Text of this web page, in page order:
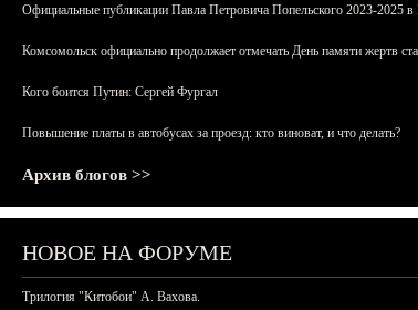
Официальные публикации Павла Петровича Попельского 2023-2025
Комсомольск официально продолжает отмечать День памяти жертв
Кого боится Путин: Сергей Фургал
Повышение платы в автобусах за проезд: кто виноват, и что делать?
Архив блогов >>
НОВОЕ НА ФОРУМЕ
Трилогия "Китобои" А. Вахова.